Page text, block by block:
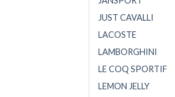
JUST CAVALLI
LACOSTE
LAMBORGHINI
LE COQ SPORTIF
LEMON JELLY